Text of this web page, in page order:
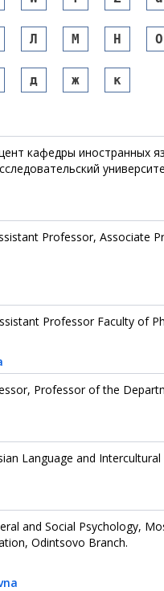
Л М Н О
д ж к
кафедры
Professor, Associate
Professor Faculty of
Professor of the
Language and
and Social Psychology,
Odintsovo Branch.